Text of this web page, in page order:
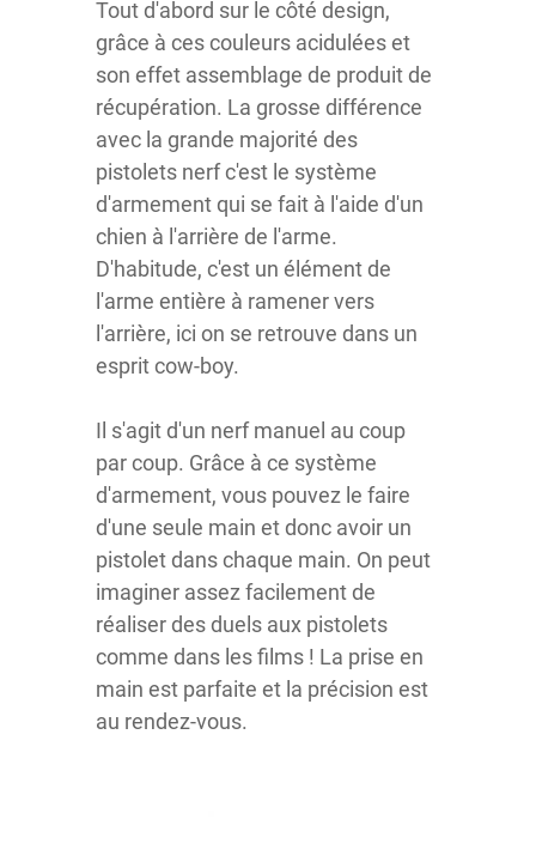
Tout d'abord sur le côté design,
grâce à ces couleurs acidulées et
son effet assemblage de produit de
récupération. La grosse différence
avec la grande majorité des
pistolets nerf c'est le système
d'armement qui se fait à l'aide d'un
chien à l'arrière de l'arme.
D'habitude, c'est un élément de
l'arme entière à ramener vers
l'arrière, ici on se retrouve dans un
esprit cow-boy.
Il s'agit d'un nerf manuel au coup
par coup. Grâce à ce système
d'armement, vous pouvez le faire
d'une seule main et donc avoir un
pistolet dans chaque main. On peut
imaginer assez facilement de
réaliser des duels aux pistolets
comme dans les films ! La prise en
main est parfaite et la précision est
au rendez-vous.